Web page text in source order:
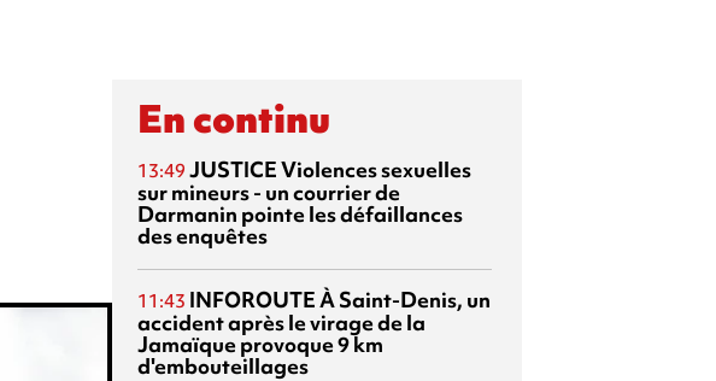
En continu
13:49 JUSTICEViolences sexuelles
sur mineurs - un courrier de
Darmanin pointe les défaillances
des enquêtes
11:43 INFOROUTEÀ Saint-Denis, un
accident après le virage de la
Jamaïque provoque 9 km
d'embouteillages